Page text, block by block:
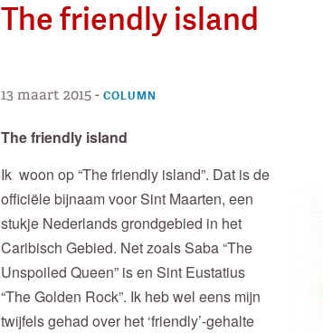
The friendly island
13 maart 2015 - COLUMN
The friendly island
Ik woon op “The friendly island”. Dat is de
officiële bijnaam voor Sint Maarten, een
stukje Nederlands grondgebied in het
Caribisch Gebied. Net zoals Saba “The
Unspoiled Queen” is en Sint Eustatius
“The Golden Rock”. Ik heb wel eens mijn
twijfels gehad over het ‘friendly’-gehalte